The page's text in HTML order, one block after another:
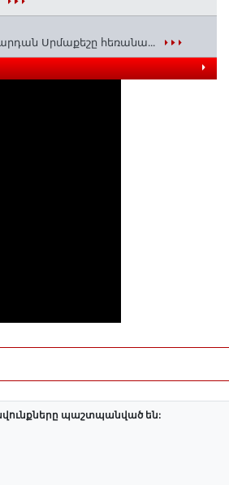
Սրմաքեշը հեռանա․․․
պաշտպանված են: